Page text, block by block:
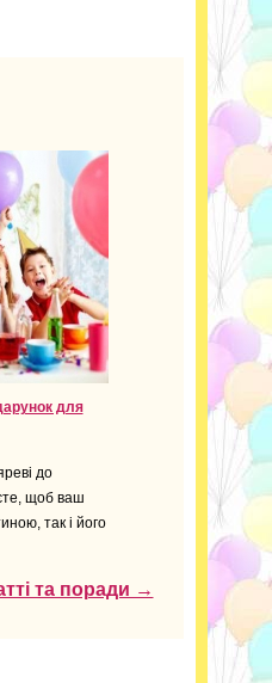
для
до
щоб ваш
так і його
та поради →